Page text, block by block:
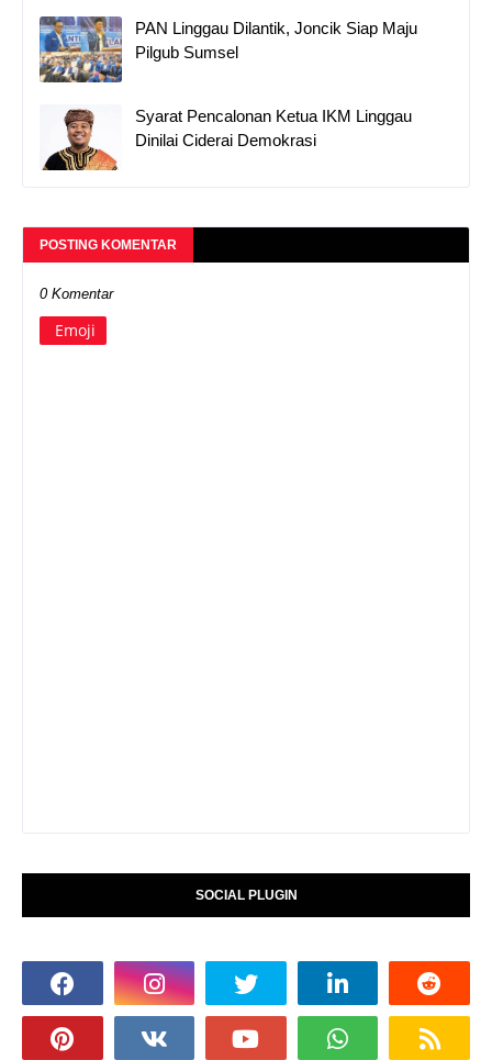
PAN Linggau Dilantik, Joncik Siap Maju
Pilgub Sumsel
Syarat Pencalonan Ketua IKM Linggau
Dinilai Ciderai Demokrasi
POSTING KOMENTAR
0 Komentar
Emoji
SOCIAL PLUGIN